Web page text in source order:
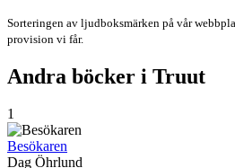
Sorteringen av ljudboksmärken på vår
provision vi får.
Andra böcker i Truut
1
Besökaren
Dag Öhrlund